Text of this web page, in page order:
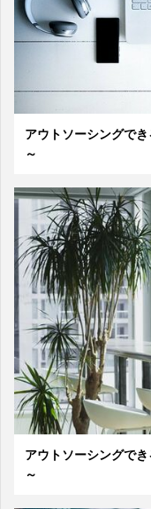
アウトソーシングで
～
アウトソーシングで
～